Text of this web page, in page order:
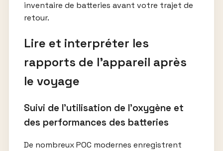
inventaire de batteries avant votre trajet de
retour.
Lire et interpréter les
rapports de l’appareil après
le voyage
Suivi de l’utilisation de l’oxygène et
des performances des batteries
De nombreux POC modernes enregistrent